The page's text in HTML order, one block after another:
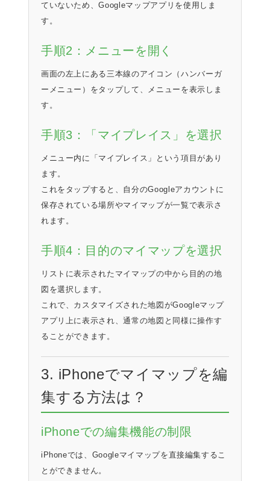
ていないため、Googleマップアプリを使用しま
す。
手順2：メニューを開く
画面の左上にある三本線のアイコン（ハンバーガ
ーメニュー）をタップして、メニューを表示しま
す。
手順3：「マイプレイス」を選択
メニュー内に「マイプレイス」という項目があり
ます。
これをタップすると、自分のGoogleアカウントに
保存されている場所やマイマップが一覧で表示さ
れます。
手順4：目的のマイマップを選択
リストに表示されたマイマップの中から目的の地
図を選択します。
これで、カスタマイズされた地図がGoogleマップ
アプリ上に表示され、通常の地図と同様に操作す
ることができます。
3. iPhoneでマイマップを編
集する方法は？
iPhoneでの編集機能の制限
iPhoneでは、Googleマイマップを直接編集するこ
とができません。